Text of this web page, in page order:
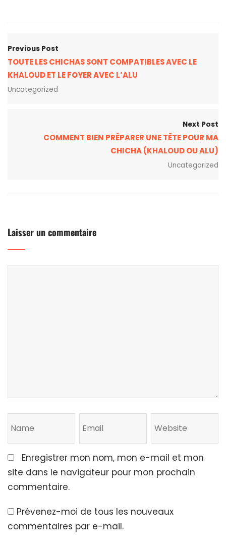
Previous Post
TOUTE LES CHICHAS SONT COMPATIBLES AVEC LE
KHALOUD ET LE FOYER AVEC L’ALU
Uncategorized
Next Post
COMMENT BIEN PRÉPARER UNE TÊTE POUR MA
CHICHA (KHALOUD OU ALU)
Uncategorized
Laisser un commentaire
Enregistrer mon nom, mon e-mail et mon
site dans le navigateur pour mon prochain
commentaire.
Prévenez-moi de tous les nouveaux
commentaires par e-mail.